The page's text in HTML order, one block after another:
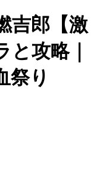
吉郎【激
攻略｜
祭り